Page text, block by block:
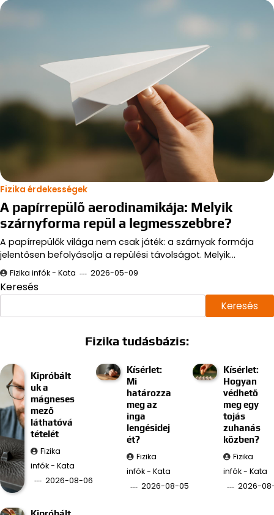
Fizika érdekességek
A papírrepülő aerodinamikája: Melyik
szárnyforma repül a legmesszebbre?
A papírrepülők világa nem csak játék: a szárnyak formája
jelentősen befolyásolja a repülési távolságot. Melyik…
Fizika infók - Kata 2026-05-09
Keresés
Keresés
Fizika tudásbázis:
Kipróbált
uk a
mágneses
mező
láthatóvá
tételét
Fizika
infók - Kata
2026-08-06
Kísérlet:
Mi
határozza
meg az
inga
lengésidej
ét?
Fizika
infók - Kata
2026-08-05
Kísérlet:
Hogyan
védhető
meg egy
tojás
zuhanás
közben?
Fizika
infók - Kata
2026-